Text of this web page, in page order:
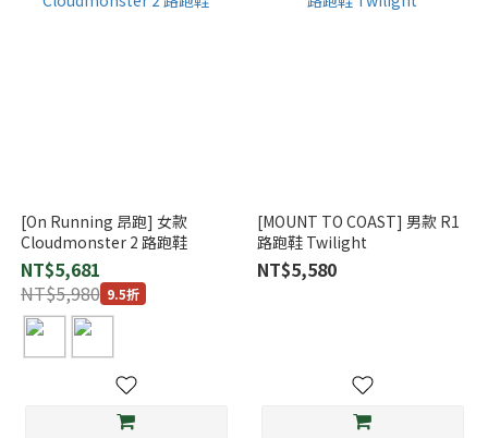
[On Running 昂跑] 女款
Cloudmonster 2 路跑鞋
NT$5,681
NT$5,980 9.5折
[MOUNT TO COAST] 男款 R1
路跑鞋 Twilight
NT$5,580